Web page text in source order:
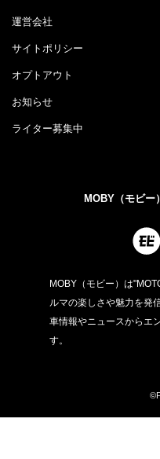
運営会社
サイトポリシー
オプトアウト
お知らせ
ライター募集中
MOBY（モビー
MOBY（モビー）は
ルマの楽しさや魅力を発
車情報やニュースからエ
す。